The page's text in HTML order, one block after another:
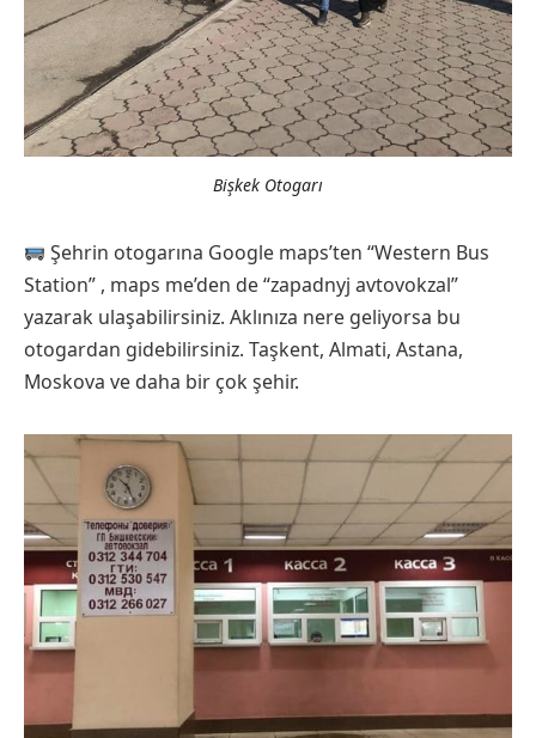
Bişkek Otogarı
Şehrin otogarına Google maps’ten “Western Bus
Station” , maps me’den de “zapadnyj avtovokzal”
yazarak ulaşabilirsiniz. Aklınıza nere geliyorsa bu
otogardan gidebilirsiniz. Taşkent, Almati, Astana,
Moskova ve daha bir çok şehir.